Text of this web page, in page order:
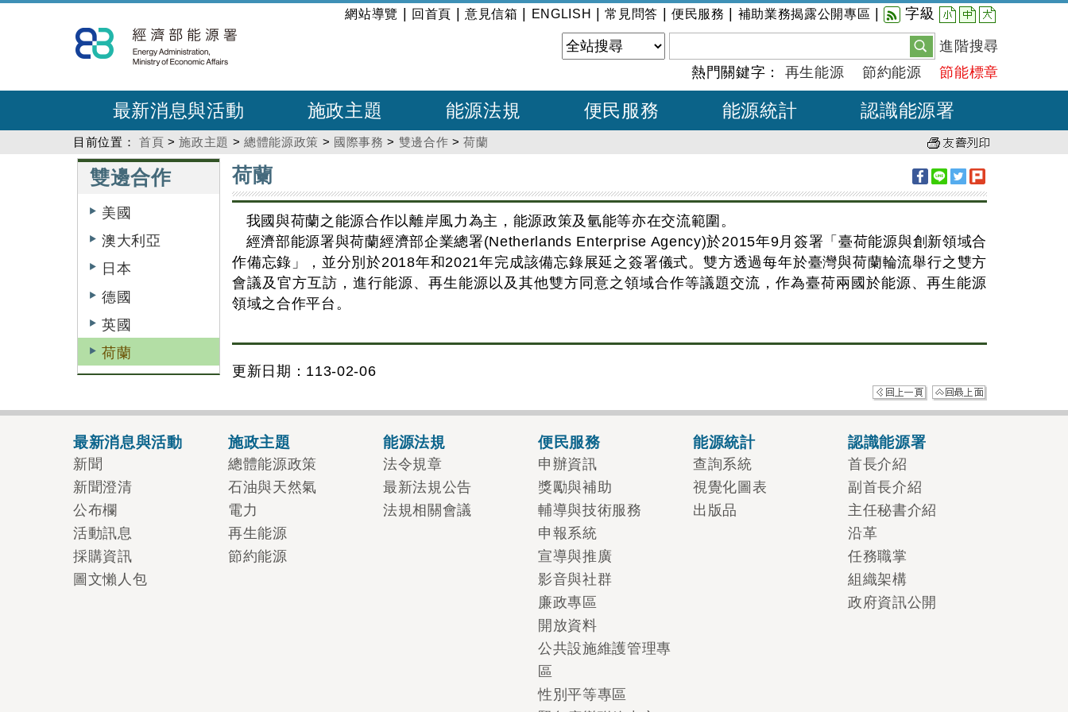
到
主
內
:::
網站導覽 回首頁 意見信箱 ENGLISH |常見問答 便民服務 補助業務揭露公開專區 字級 小 中 大
進階搜尋
熱門關鍵字： 再生能源 節約能源 節能標章
最新消息與活動 施政主題 能源法規 便民服務 能源統計 認識能源署
目前位置： 首頁 >施政主題 >總體能源政策 > 國際事務 > 雙邊合作 >荷蘭
:::雙邊合作
美國
澳大利亞
日本
德國
英國
荷蘭
:::
荷蘭
我國與荷蘭之能源合作以離岸風力為主，能源政策及氫能等亦在交流範圍。
經濟部能源署與荷蘭經濟部企業總署(Netherlands Enterprise Agency)於2015年9月簽署「臺荷能源與創新領域合
作備忘錄」，並分別於2018年和2021年完成該備忘錄展延之簽署儀式。雙方透過每年於臺灣與荷蘭輪流舉行之雙方
會議及官方互訪，進行能源、再生能源以及其他雙方同意之領域合作等議題交流，作為臺荷兩國於能源、再生能源
領域之合作平台。
更新日期：113-02-06
最新消息與活動
新聞
新聞澄清
公布欄
活動訊息
採購資訊
圖文懶人包
施政主題
總體能源政策
石油與天然氣
電力
再生能源
節約能源
能源法規
法令規章
最新法規公告
法規相關會議
便民服務
申辦資訊
獎勵與補助
輔導與技術服務
申報系統
宣導與推廣
影音與社群
廉政專區
開放資料
公共設施維護管理專
區
性別平等專區
能源統計
查詢系統
視覺化圖表
出版品
認識能源署
首長介紹
副首長介紹
主任秘書介紹
沿革
任務職掌
組織架構
政府資訊公開